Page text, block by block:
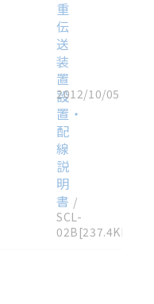
重
伝
送
装
置
設
置・
配
線
説
明
書 /
SCL-
02B [237.4KB]
2012/10/05